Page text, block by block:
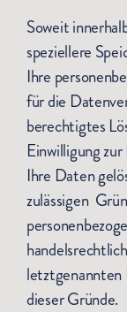
Soweit
speziellere
Ihre
für die
berechtigtes
Einwilligung
Ihre Daten
zulässigen
letztgenannten
dieser Gründe.